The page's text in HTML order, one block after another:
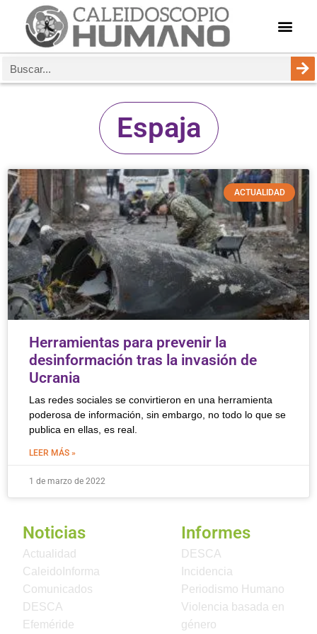
Espaja
ACTUALIDAD
Herramientas para prevenir la
desinformación tras la invasión de
Ucrania
Las redes sociales se convirtieron en una herramienta
poderosa de información, sin embargo, no todo lo que se
publica en ellas, es real.
LEER MÁS »
1 de marzo de 2022
Noticias
Actualidad
CaleidoInforma
Comunicados
DESCA
Efeméride
Informes
DESCA
Incidencia
Periodismo Humano
Violencia basada en
género